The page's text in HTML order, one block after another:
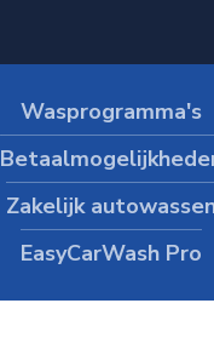
Wasprogramma's
Zakelijk
EasyCarWash Pro